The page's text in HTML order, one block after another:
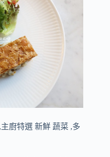
廚特選 新鮮 蔬菜 ,多